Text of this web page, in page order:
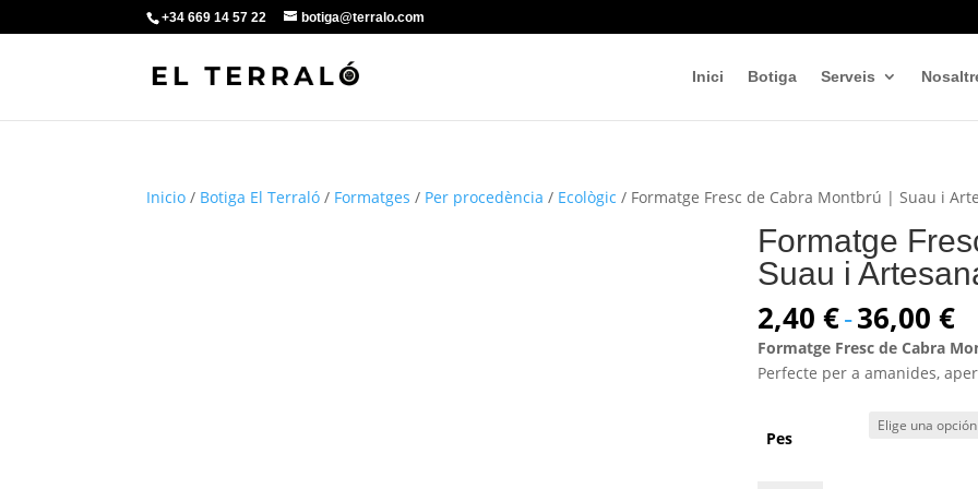
+34 669 14 57 22 botiga@terralo.com
Inici Botiga Serveis
Inicio / Botiga El Terraló / Formatges / Per procedència / Ecològic / Formatge Fresc de Cabra Montbrú | Suau i
Formatge
Suau i
2,40 €-36,00 €
Formatge Fresc de Cabra
Perfecte per a amanides,
Pes